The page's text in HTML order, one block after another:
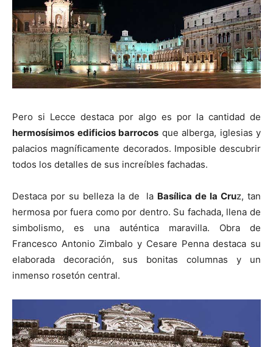
Pero si Lecce destaca por algo es por la cantidad de
hermosísimos edificios barrocos que alberga, iglesias y
palacios magníficamente decorados. Imposible descubrir
todos los detalles de sus increíbles fachadas.
Destaca por su belleza la de la Basílica de la Cruz, tan
hermosa por fuera como por dentro. Su fachada, llena de
simbolismo, es una auténtica maravilla. Obra de
Francesco Antonio Zimbalo y Cesare Penna destaca su
elaborada decoración, sus bonitas columnas y un
inmenso rosetón central.